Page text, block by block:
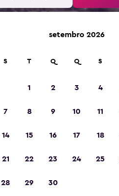
setembro 2026
S T Q Q S
1 2 3 4
7 8 9 10 11
14 15 16 17 18
21 22 23 24 25
28 29 30